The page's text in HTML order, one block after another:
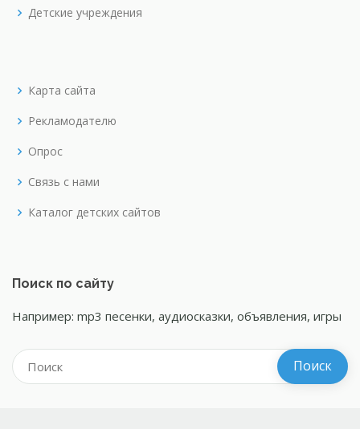
Детские учреждения
Карта сайта
Рекламодателю
Опрос
Связь с нами
Каталог детских сайтов
Поиск по сайту
Например: mp3 песенки, аудиосказки, объявления, игры